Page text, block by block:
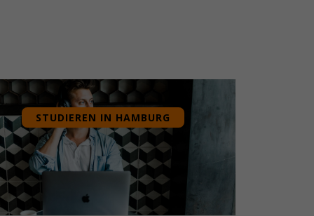
STUDIEREN IN HAMBURG